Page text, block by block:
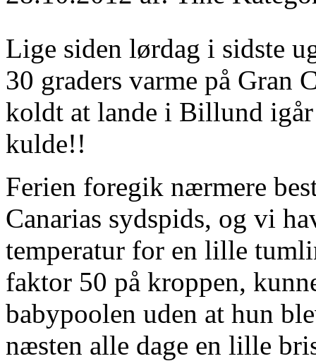
Lige siden lørdag i sidste
30 graders varme på Gran
koldt at lande i Billund
kulde!!
Ferien foregik nærmere
Canarias sydspids, og vi
temperatur for en lille
faktor 50 på kroppen,
babypoolen uden at hun
næsten alle dage en lille